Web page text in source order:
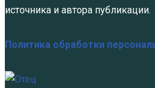
источника и автора публикации.
Политика обработки